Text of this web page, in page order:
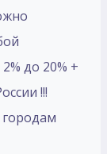
до 20% +
!!!